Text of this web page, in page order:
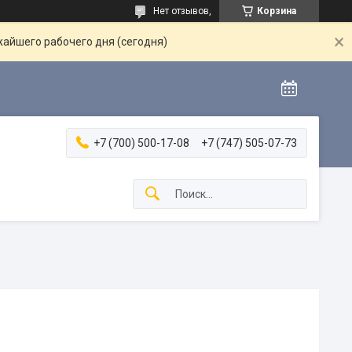
Корзина
Нет отзывов,
рабочего дня (сегодня)
+7 (700) 500-17-08 +7 (747) 505-07-73